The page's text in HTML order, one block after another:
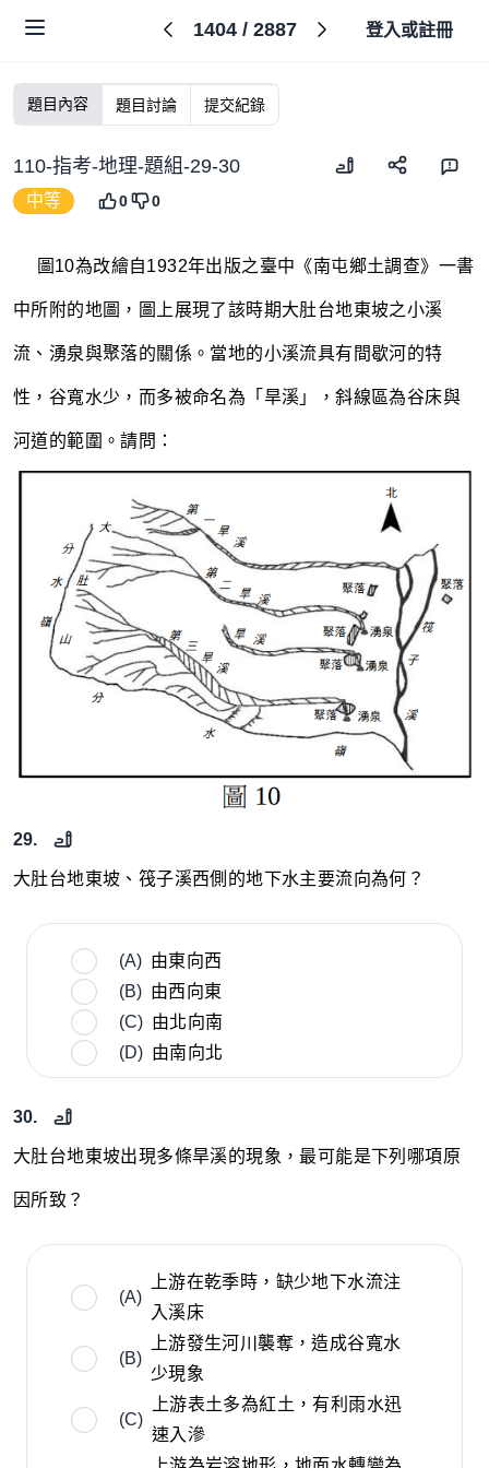
1404/ 2887 登入或註冊
題目內容 題目討論 提交紀錄
110-指考-地理-題組-29-30
中等 0 0
~~~~圖10為改繪自1932年出版之臺中《南屯鄉土調查》一書
中所附的地圖，圖上展現了該時期大肚台地東坡之小溪
流、湧泉與聚落的關係。當地的小溪流具有間歇河的特
性，谷寬水少，而多被命名為「旱溪」，斜線區為谷床與
河道的範圍。請問：
29.
大肚台地東坡、筏子溪西側的地下水主要流向為何？
(A) 由東向西
(B) 由西向東
(C) 由北向南
(D) 由南向北
30.
大肚台地東坡出現多條旱溪的現象，最可能是下列哪項原
因所致？
(A)
上游在乾季時，缺少地下水流注
入溪床
(B)
上游發生河川襲奪，造成谷寬水
少現象
(C)
上游表土多為紅土，有利雨水迅
速入滲